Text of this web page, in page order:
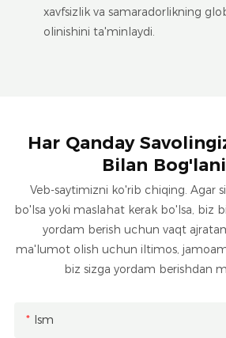
xavfsizlik va samaradorlikning
olinishini ta'minlaydi.
Har Qanday
Bilan
Veb-saytimizni ko'rib chiqing. Agar
bo'lsa yoki maslahat kerak bo'lsa, biz
yordam berish uchun vaqt
ma'lumot olish uchun iltimos,
biz sizga yordam berishdan
Ism